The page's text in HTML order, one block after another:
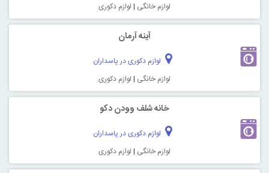
لوازم خانگی | لوازم دکوری
آینه آرمان
لوازم دکوری در پاسداران
لوازم خانگی | لوازم دکوری
خانه شلف وودن دکو
لوازم دکوری در پاسداران
لوازم خانگی | لوازم دکوری